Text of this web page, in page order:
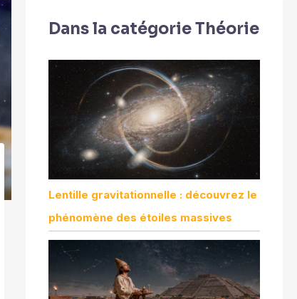
Dans la catégorie Théorie
Lentille gravitationnelle : découvrez le
phénomène des étoiles massives